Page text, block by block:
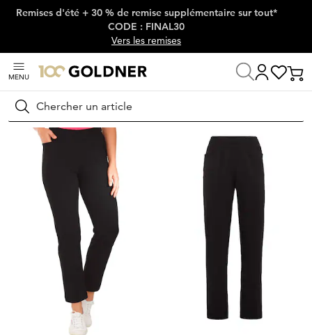
Passer la navigation, aller directement au contenu
Remises d'été + 30 % de remise supplémentaire sur tout*
CODE : FINAL30
Vers les remises
MENU
Rechercher
Maison Mode femme Pantalons